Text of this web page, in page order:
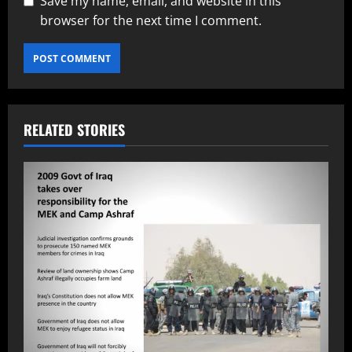
browser for the next time I comment.
RELATED STORIES